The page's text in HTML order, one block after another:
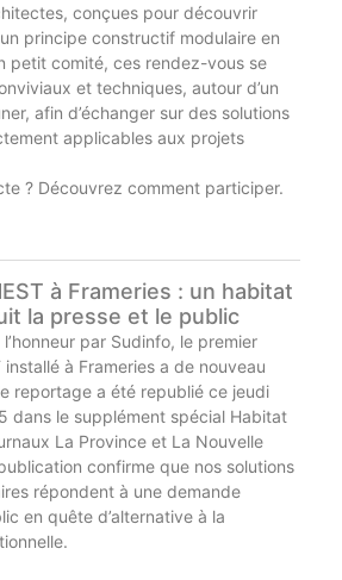
conçues pour découvrir
un principe constructif modulaire en
petit comité, ces rendez-vous se
et techniques, autour d’un
afin d’échanger sur des solutions
applicables aux projets
? Découvrez comment participer.
à Frameries : un habitat
la presse et le public
par Sudinfo, le premier
installé à Frameries a de nouveau
reportage a été republié ce jeudi
dans le supplément spécial Habitat
La Province et La Nouvelle
confirme que nos solutions
répondent à une demande
en quête d’alternative à la